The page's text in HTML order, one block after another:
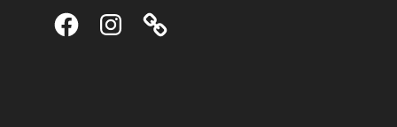
FacebookInstagram